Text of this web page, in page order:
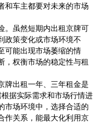
和车主都要对未来的市场
。虽然短期内出租京牌可
政策变化或市场环境不
可能出现市场萎缩的情
，权衡市场的稳定性与租
牌出租一年、三年租金是
据实际需求和市场行情进
市场环境中，选择合适的
作关系，能最大化利用京